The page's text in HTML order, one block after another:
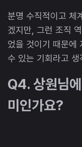
분명 수직적이고 체
겠지만, 그런 조직
었을 것이기 때문에
수 있는 기회라고 생
Q4. 상원님
미인가요?